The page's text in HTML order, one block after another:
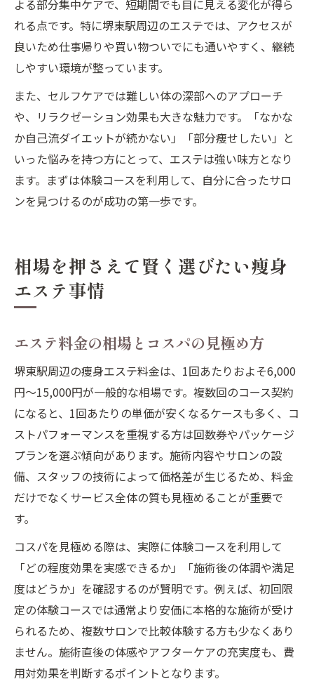
よる部分集中ケアで、短期間でも目に見える変化が得ら
れる点です。特に堺東駅周辺のエステでは、アクセスが
良いため仕事帰りや買い物ついでにも通いやすく、継続
しやすい環境が整っています。
また、セルフケアでは難しい体の深部へのアプローチ
や、リラクゼーション効果も大きな魅力です。「なかな
か自己流ダイエットが続かない」「部分痩せしたい」と
いった悩みを持つ方にとって、エステは強い味方となり
ます。まずは体験コースを利用して、自分に合ったサロ
ンを見つけるのが成功の第一歩です。
相場を押さえて賢く選びたい痩身
エステ事情
エステ料金の相場とコスパの見極め方
堺東駅周辺の痩身エステ料金は、1回あたりおよそ6,000
円〜15,000円が一般的な相場です。複数回のコース契約
になると、1回あたりの単価が安くなるケースも多く、コ
ストパフォーマンスを重視する方は回数券やパッケージ
プランを選ぶ傾向があります。施術内容やサロンの設
備、スタッフの技術によって価格差が生じるため、料金
だけでなくサービス全体の質も見極めることが重要で
す。
コスパを見極める際は、実際に体験コースを利用して
「どの程度効果を実感できるか」「施術後の体調や満足
度はどうか」を確認するのが賢明です。例えば、初回限
定の体験コースでは通常より安価に本格的な施術が受け
られるため、複数サロンで比較体験する方も少なくあり
ません。施術直後の体感やアフターケアの充実度も、費
用対効果を判断するポイントとなります。